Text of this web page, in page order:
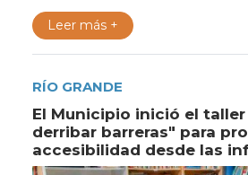
Leer más +
RÍO GRANDE
El Municipio inició el
derribar barreras" para
accesibilidad desde las